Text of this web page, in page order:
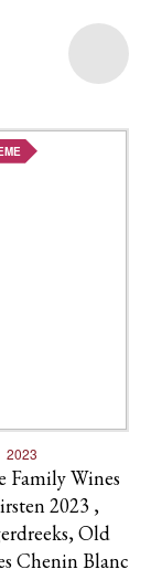
2023
Family Wines
2023 ,
Old
Chenin Blanc